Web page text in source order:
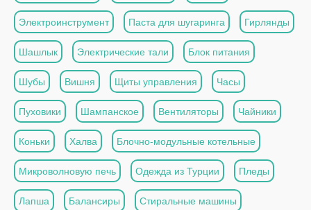
Электроинструмент Паста для шугаринга Гирлянды
Шашлык Электрические тали Блок питания
Шубы Вишня Щиты управления Часы
Пуховики Шампанское Вентиляторы Чайники
Коньки Халва Блочно-модульные котельные
Микроволновую печь Одежда из Турции Пледы
Лапша Балансиры Стиральные машины